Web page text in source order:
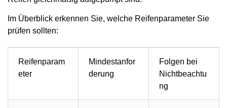
Im Überblick erkennen Sie, welche Reifenparameter Sie
prüfen sollten:
Reifenparam
eter
Mindestanfor
derung
Folgen bei
Nichtbeachtu
ng